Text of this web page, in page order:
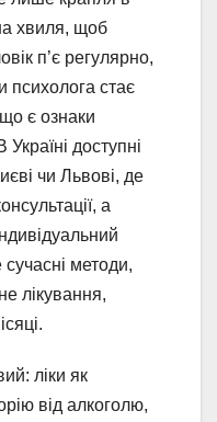
хвиля, щоб
п’є регулярно,
психолога стає
є ознаки
доступні
чи Львові, де
а
сучасні методи,
лікування,
ліки як
від алкоголю,